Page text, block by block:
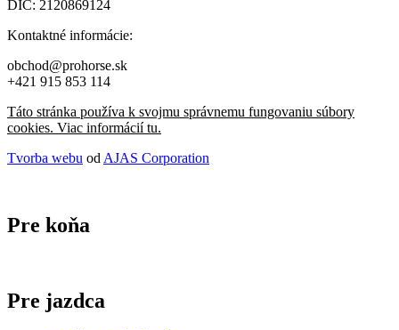
DIČ: 2120869124
Kontaktné informácie:
obchod@prohorse.sk
+421 915 853 114
Táto stránka používa k svojmu správnemu fungovaniu súbory
cookies. Viac informácií tu.
Tvorba webu od AJAS Corporation
Pre koňa
Pre jazdca